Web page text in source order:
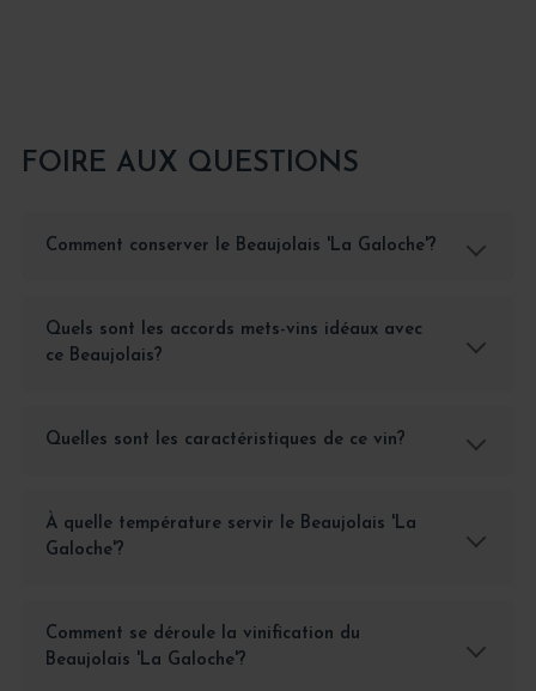
FOIRE AUX QUESTIONS
Comment conserver le Beaujolais 'La Galoche'?
Quels sont les accords mets-vins idéaux avec
ce Beaujolais?
Quelles sont les caractéristiques de ce vin?
À quelle température servir le Beaujolais 'La
Galoche'?
Comment se déroule la vinification du
Beaujolais 'La Galoche'?